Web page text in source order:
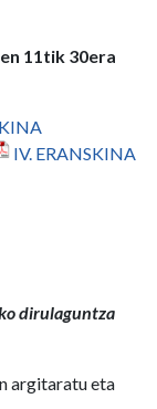
11tik 30era
IV. ERANSKINA
dirulaguntza
argitaratu eta